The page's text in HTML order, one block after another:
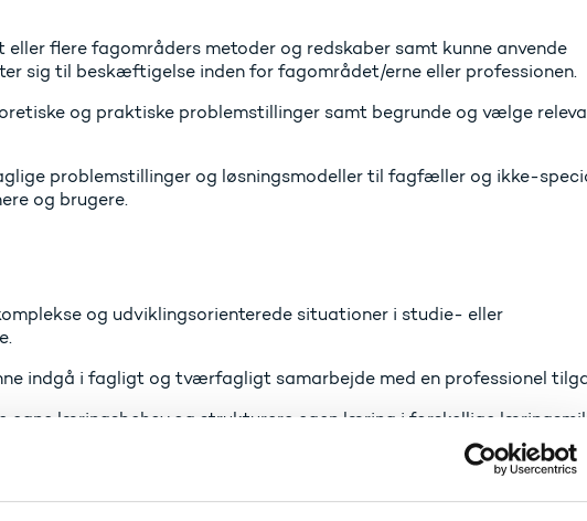
eller flere fagområders metoder og redskaber samt kunne anvende
sig til beskæftigelse inden for fagområdet/erne eller professionen.
og praktiske problemstillinger samt begrunde og vælge
problemstillinger og løsningsmodeller til fagfæller og ikke-
og brugere.
og udviklingsorienterede situationer i studie- eller
indgå i fagligt og tværfagligt samarbejde med en professionel
egne læringsbehov og strukturere egen læring i forskellige